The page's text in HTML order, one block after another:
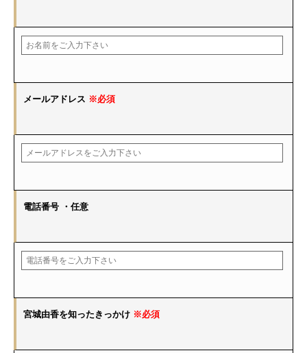
メールアドレス ※必須
電話番号 ・任意
宮城由香を知ったきっかけ ※必須